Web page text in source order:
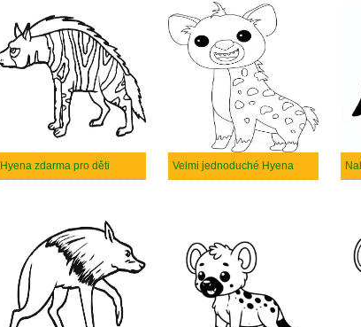
Hyena zdarma pro děti Velmi jednoduché Hyena